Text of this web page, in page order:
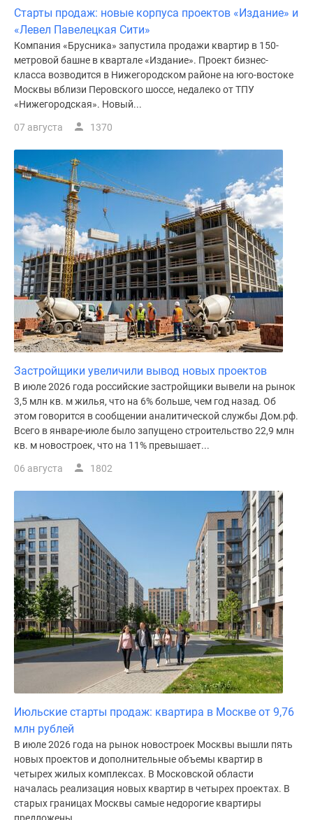
Старты продаж: новые корпуса проектов «Издание» и
«Левел Павелецкая Сити»
Компания «Брусника» запустила продажи квартир в 150-
метровой башне в квартале «Издание». Проект бизнес-
класса возводится в Нижегородском районе на юго-востоке
Москвы вблизи Перовского шоссе, недалеко от ТПУ
«Нижегородская». Новый...
07 августа 1370
Застройщики увеличили вывод новых проектов
В июле 2026 года российские застройщики вывели на рынок
3,5 млн кв. м жилья, что на 6% больше, чем год назад. Об
этом говорится в сообщении аналитической службы Дом.рф.
Всего в январе-июле было запущено строительство 22,9 млн
кв. м новостроек, что на 11% превышает...
06 августа 1802
Июльские старты продаж: квартира в Москве от 9,76
млн рублей
В июле 2026 года на рынок новостроек Москвы вышли пять
новых проектов и дополнительные объемы квартир в
четырех жилых комплексах. В Московской области
началась реализация новых квартир в четырех проектах. В
старых границах Москвы самые недорогие квартиры